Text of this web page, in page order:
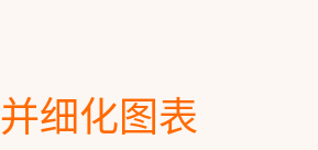
细化图表